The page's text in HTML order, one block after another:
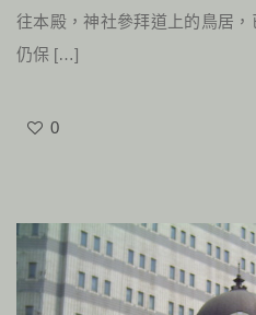
往本殿，神社參拜道上的鳥居
仍保 […]
0